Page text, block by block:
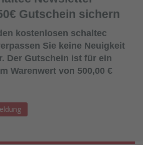
die Haftwirkung nicht zu
Monate bei ungeöffneter
kühlen und trockenen Lagerort bei
+5°C und +25
Folienbeutel, 12
in Verbindung mit
in passender Menge!
Gutschein sichern
kostenlosen schaltec
Sie keine Neuigkeit
Der Gutschein ist für ein
Warenwert von 500,00 €